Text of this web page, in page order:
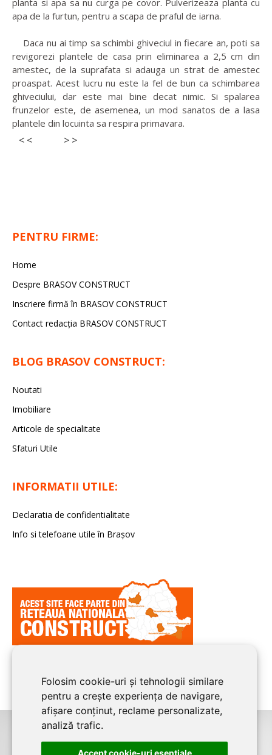
Folosim cookie-uri și tehnologii similare
pentru a crește experiența de navigare,
afișare conținut, reclame personalizate,
analiză trafic.
Accept cookie-uri esenţiale
planta si apa sa nu curga pe covor. Pulverizeaza planta cu
apa de la furtun, pentru a scapa de praful de iarna.
Daca nu ai timp sa schimbi ghiveciul in fiecare an, poti sa
revigorezi plantele de casa prin eliminarea a 2,5 cm din
amestec, de la suprafata si adauga un strat de amestec
proaspat. Acest lucru nu este la fel de bun ca schimbarea
ghiveciului, dar este mai bine decat nimic. Si spalarea
frunzelor este, de asemenea, un mod sanatos de a lasa
plantele din locuinta sa respira primavara.
< < > >
PENTRU FIRME:
Home
Despre BRASOV CONSTRUCT
Inscriere firmă în BRASOV CONSTRUCT
Contact redacţia BRASOV CONSTRUCT
BLOG BRASOV CONSTRUCT:
Noutati
Imobiliare
Articole de specialitate
Sfaturi Utile
INFORMATII UTILE:
Declaratia de confidentialitate
Info si telefoane utile în Braşov
©2008-2026BRASOV CONSTRUCTeste un serviciu de promovare online